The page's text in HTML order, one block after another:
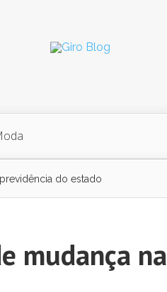
do estado
mudança na